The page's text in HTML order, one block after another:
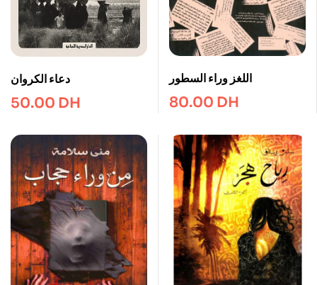
دعاء الكروان
50.00 DH
اللغز وراء السطور
80.00 DH